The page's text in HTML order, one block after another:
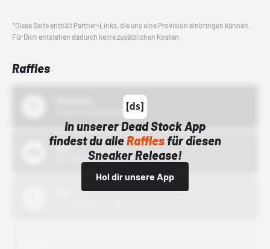
*Diese Seite enthält Partner-Links, die uns eine Provision einbringen können.
Für Dich entstehen dadurch keine zusätzlichen Kosten.
Raffles
In unserer Dead Stock App
findest du alleRafflesfür diesen
Sneaker Release!
Hol dir unsere App
Bstn
01.10.22 00:00 Uhr